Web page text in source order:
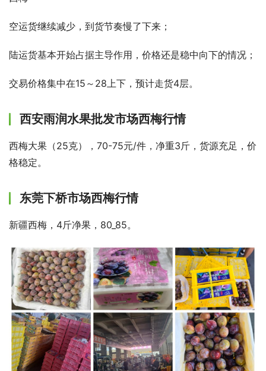
空运货继续减少，到货节奏慢了下来；
陆运货基本开始占据主导作用，价格还是稳中向下的情况；
交易价格集中在15～28上下，预计走货4层。
西安雨润水果批发市场西梅行情
西梅大果（25克），70-75元/件，净重3斤，货源充足，价
格稳定。
东莞下桥市场西梅行情
新疆西梅，4斤净果，80_85。